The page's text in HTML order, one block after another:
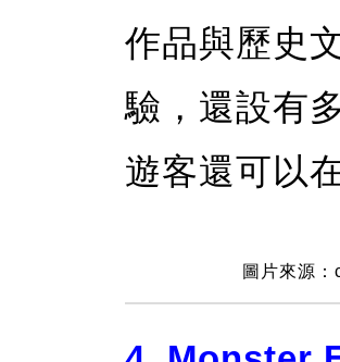
作品與歷史
驗，還設有
遊客還可以
圖片來源